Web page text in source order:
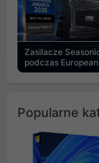
Zasilacze
podczas
Popularne